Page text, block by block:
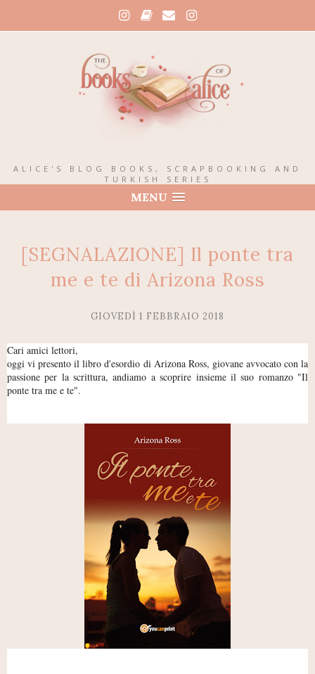
ALICE'S BLOG BOOKS, SCRAPBOOKING AND
TURKISH SERIES
MENU
[SEGNALAZIONE] Il ponte tra
me e te di Arizona Ross
GIOVEDÌ 1 FEBBRAIO 2018
Cari amici lettori,
oggi vi presento il libro d'esordio di Arizona Ross, giovane avvocato con la
passione per la scrittura, andiamo a scoprire insieme il suo romanzo "Il
ponte tra me e te".